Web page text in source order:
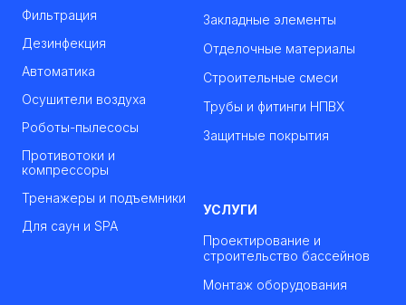
Фильтрация
Дезинфекция
Автоматика
Осушители воздуха
Роботы-пылесосы
Противотоки и
компрессоры
Тренажеры и подъемники
Для саун и SPA
Закладные элементы
Отделочные материалы
Строительные смеси
Трубы и фитинги НПВХ
Защитные покрытия
УСЛУГИ
Проектирование и
строительство бассейнов
Монтаж оборудования